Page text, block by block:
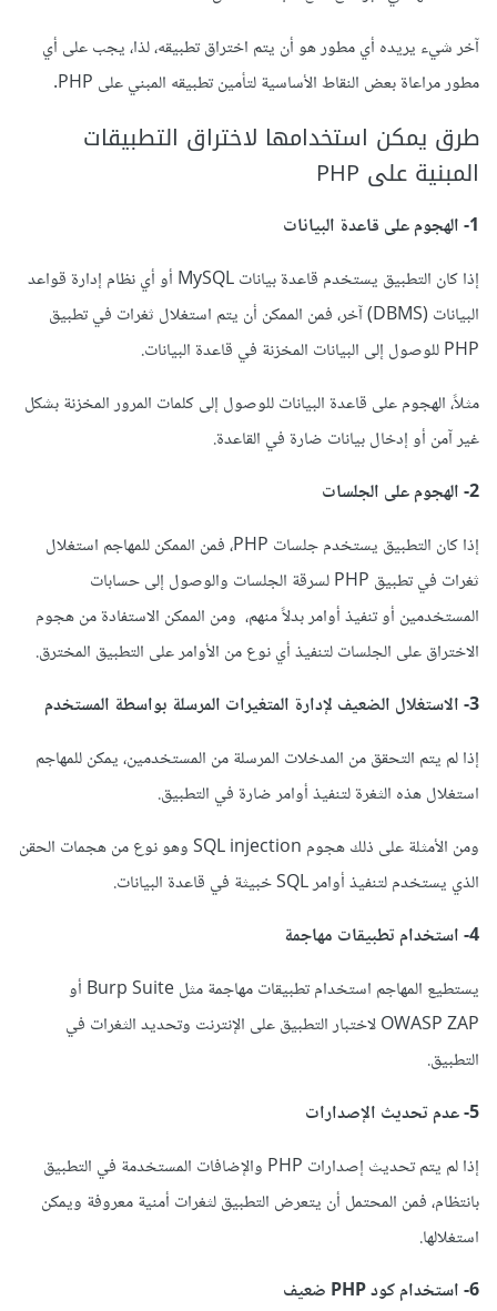
آخر شيء يريده أي مطور هو أن يتم اختراق تطبيقه، لذا، يجب على أي
مطور مراعاة بعض النقاط الأساسية لتأمين تطبيقه المبني على PHP.
طرق يمكن استخدامها لاختراق التطبيقات
المبنية على PHP
1- الهجوم على قاعدة البيانات
إذا كان التطبيق يستخدم قاعدة بيانات MySQL أو أي نظام إدارة قواعد
البيانات (DBMS) آخر، فمن الممكن أن يتم استغلال ثغرات في تطبيق
PHP للوصول إلى البيانات المخزنة في قاعدة البيانات.
مثلاً، الهجوم على قاعدة البيانات للوصول إلى كلمات المرور المخزنة بشكل
غير آمن أو إدخال بيانات ضارة في القاعدة.
2- الهجوم على الجلسات
إذا كان التطبيق يستخدم جلسات PHP، فمن الممكن للمهاجم استغلال
ثغرات في تطبيق PHP لسرقة الجلسات والوصول إلى حسابات
المستخدمين أو تنفيذ أوامر بدلاً منهم، ومن الممكن الاستفادة من هجوم
الاختراق على الجلسات لتنفيذ أي نوع من الأوامر على التطبيق المخترق.
3- الاستغلال الضعيف لإدارة المتغيرات المرسلة بواسطة المستخدم
إذا لم يتم التحقق من المدخلات المرسلة من المستخدمين، يمكن للمهاجم
استغلال هذه الثغرة لتنفيذ أوامر ضارة في التطبيق.
ومن الأمثلة على ذلك هجوم SQL injection وهو نوع من هجمات الحقن
الذي يستخدم لتنفيذ أوامر SQL خبيثة في قاعدة البيانات.
4- استخدام تطبيقات مهاجمة
يستطيع المهاجم استخدام تطبيقات مهاجمة مثل Burp Suite أو
OWASP ZAP لاختبار التطبيق على الإنترنت وتحديد الثغرات في
التطبيق.
5- عدم تحديث الإصدارات
إذا لم يتم تحديث إصدارات PHP والإضافات المستخدمة في التطبيق
بانتظام، فمن المحتمل أن يتعرض التطبيق لثغرات أمنية معروفة ويمكن
استغلالها.
6- استخدام كود PHP ضعيف